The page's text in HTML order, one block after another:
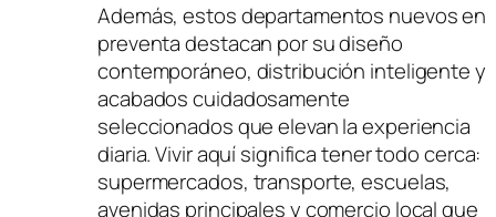
Además, estos departamentos nuevos en
preventa destacan por su diseño
contemporáneo, distribución inteligente y
acabados cuidadosamente
seleccionados que elevan la experiencia
diaria. Vivir aquí significa tener todo cerca:
supermercados, transporte, escuelas,
avenidas principales y comercio local que